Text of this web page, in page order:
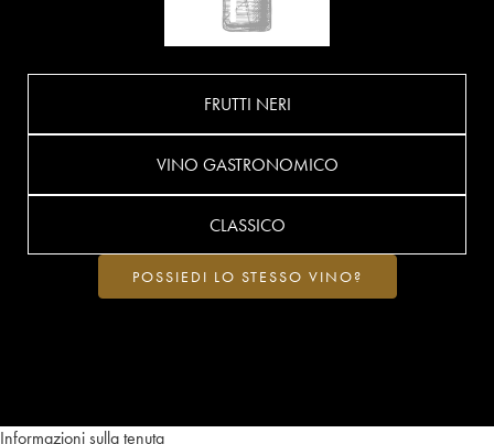
Informazioni sulla tenuta
FRUTTI NERI
VINO GASTRONOMICO
CLASSICO
POSSIEDI LO STESSO VINO?